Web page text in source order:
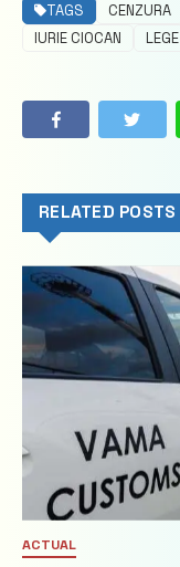
TAGS CENZURA
IURIE CIOCAN
LEGE
RELATED POSTS
ACTUAL